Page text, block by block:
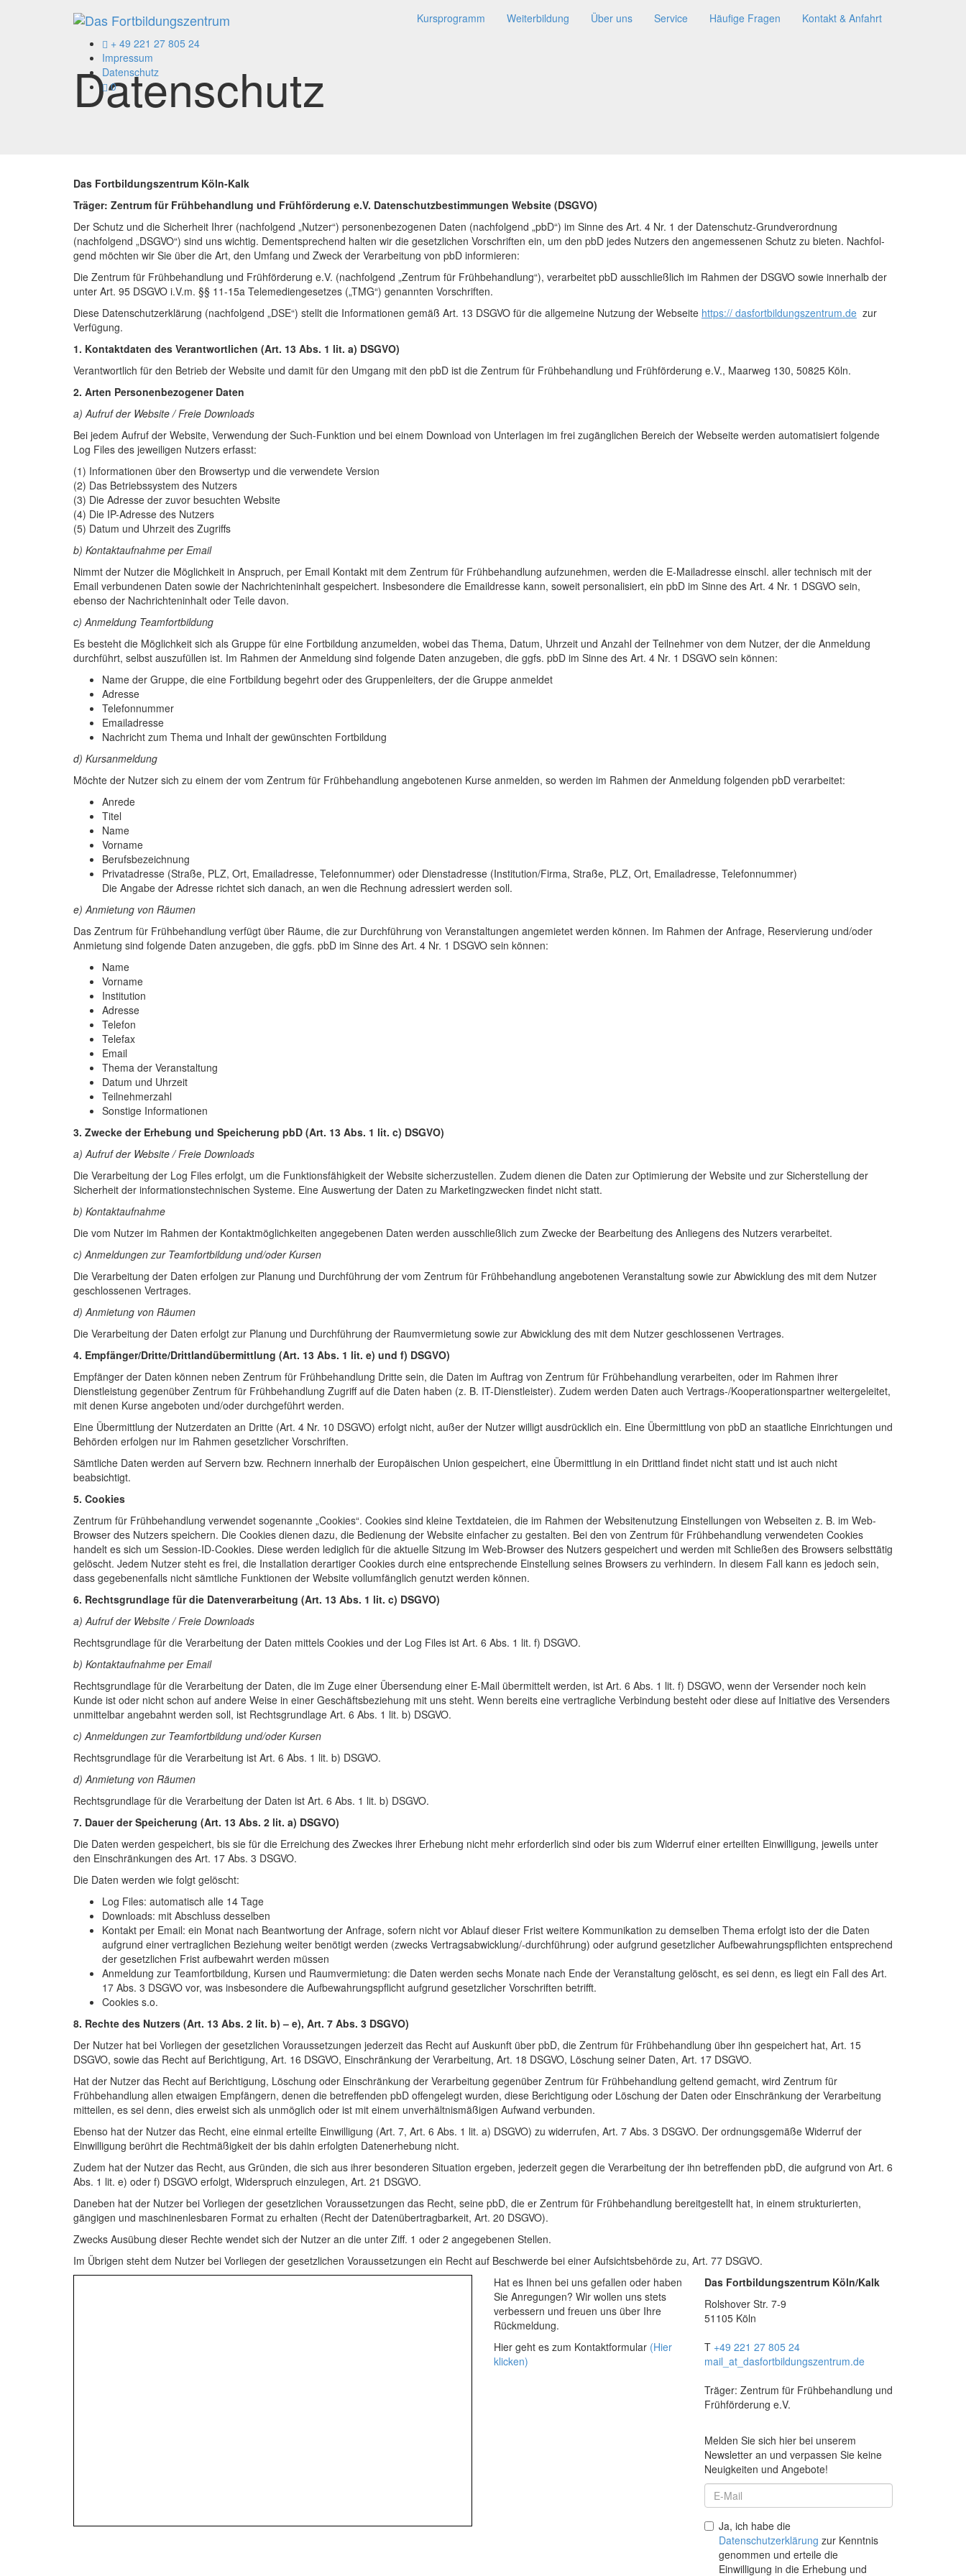
+ 49 221 27 805 24
Impressum
Datenschutz
0
Kursprogramm Weiterbildung Über uns Service Häufige Fragen Kontakt & Anfahrt
Datenschutz
Das Fortbildungszentrum Köln-Kalk
Träger: Zentrum für Frühbehandlung und Frühförderung e.V. Datenschutzbestimmungen Website (DSGVO)
Der Schutz und die Sicherheit Ihrer (nachfolgend „Nutzer“) personenbezogenen Daten (nachfolgend „pbD“) im Sinne des Art. 4 Nr. 1 der Datenschutz-Grundverordnung
(nachfolgend „DSGVO“) sind uns wichtig. Dementsprechend halten wir die gesetzlichen Vorschriften ein, um den pbD jedes Nutzers den angemessenen Schutz zu bieten. Nachfol­
gend möchten wir Sie über die Art, den Umfang und Zweck der Ver­ar­bei­tung von pbD informieren:
Die Zentrum für Frühbehandlung und Frühförderung e.V. (nachfolgend „Zentrum für Frühbehandlung“), verarbeitet pbD ausschließlich im Rahmen der DSGVO sowie innerhalb der
unter Art. 95 DSGVO i.V.m. §§ 11-15a Telemediengesetzes („TMG“) genannten Vorschriften.
Diese Datenschutzerklärung (nachfolgend „DSE“) stellt die Informationen gemäß Art. 13 DSGVO für die allgemeine Nutzung der Webseite https:// dasfortbildungszentrum.de zur
Verfügung.
1. Kontaktdaten des Verantwortlichen (Art. 13 Abs. 1 lit. a) DSGVO)
Verantwortlich für den Betrieb der Website und damit für den Umgang mit den pbD ist die Zentrum für Frühbehandlung und Frühförderung e.V., Maarweg 130, 50825 Köln.
2. Arten Personenbezogener Daten
a) Aufruf der Website / Freie Downloads
Bei jedem Aufruf der Website, Verwendung der Such-Funktion und bei einem Download von Unterlagen im frei zugänglichen Bereich der Webseite werden automatisiert folgende
Log Files des jeweiligen Nutzers erfasst:
(1) Informationen über den Browsertyp und die verwendete Version
(2) Das Betriebssystem des Nutzers
(3) Die Adresse der zuvor besuchten Website
(4) Die IP-Adresse des Nutzers
(5) Datum und Uhrzeit des Zugriffs
b) Kontaktaufnahme per Email
Nimmt der Nutzer die Möglichkeit in Anspruch, per Email Kontakt mit dem Zentrum für Frühbehandlung aufzunehmen, werden die E-Mailadresse einschl. aller technisch mit der
Email verbundenen Daten sowie der Nachrichteninhalt gespeichert. Insbesondere die Emaildresse kann, soweit personalisiert, ein pbD im Sinne des Art. 4 Nr. 1 DSGVO sein,
ebenso der Nachrichteninhalt oder Teile davon.
c) Anmeldung Teamfortbildung
Es besteht die Möglichkeit sich als Gruppe für eine Fortbildung anzumelden, wobei das Thema, Datum, Uhrzeit und Anzahl der Teilnehmer von dem Nutzer, der die Anmeldung
durchführt, selbst auszufüllen ist. Im Rahmen der Anmeldung sind folgende Daten anzugeben, die ggfs. pbD im Sinne des Art. 4 Nr. 1 DSGVO sein können:
Name der Gruppe, die eine Fortbildung begehrt oder des Gruppenleiters, der die Gruppe anmeldet
Adresse
Telefonnummer
Emailadresse
Nachricht zum Thema und Inhalt der gewünschten Fortbildung
d) Kursanmeldung
Möchte der Nutzer sich zu einem der vom Zentrum für Frühbehandlung angebotenen Kurse anmelden, so werden im Rahmen der Anmeldung folgenden pbD verarbeitet:
Anrede
Titel
Name
Vorname
Berufsbezeichnung
Privatadresse (Straße, PLZ, Ort, Emailadresse, Telefonnummer) oder Dienstadresse (Institution/Firma, Straße, PLZ, Ort, Emailadresse, Telefonnummer)
Die Angabe der Adresse richtet sich danach, an wen die Rechnung adressiert werden soll.
e) Anmietung von Räumen
Das Zentrum für Frühbehandlung verfügt über Räume, die zur Durchführung von Veranstaltungen angemietet werden können. Im Rahmen der Anfrage, Reservierung und/oder
Anmietung sind folgende Daten anzugeben, die ggfs. pbD im Sinne des Art. 4 Nr. 1 DSGVO sein können:
Name
Vorname
Institution
Adresse
Telefon
Telefax
Email
Thema der Veranstaltung
Datum und Uhrzeit
Teilnehmerzahl
Sonstige Informationen
3. Zwecke der Erhebung und Speicherung pbD (Art. 13 Abs. 1 lit. c) DSGVO)
a) Aufruf der Website / Freie Downloads
Die Verarbeitung der Log Files erfolgt, um die Funktionsfähigkeit der Website sicherzustellen. Zudem dienen die Daten zur Optimierung der Website und zur Sicherstellung der
Sicherheit der informationstechnischen Systeme. Eine Auswertung der Daten zu Marketingzwecken findet nicht statt.
b) Kontaktaufnahme
Die vom Nutzer im Rahmen der Kontaktmöglichkeiten angegebenen Daten werden ausschließlich zum Zwecke der Bearbeitung des Anliegens des Nutzers verarbeitet.
c) Anmeldungen zur Teamfortbildung und/oder Kursen
Die Verarbeitung der Daten erfolgen zur Planung und Durchführung der vom Zentrum für Frühbehandlung angebotenen Veranstaltung sowie zur Abwicklung des mit dem Nutzer
geschlossenen Vertrages.
d) Anmietung von Räumen
Die Verarbeitung der Daten erfolgt zur Planung und Durchführung der Raumvermietung sowie zur Abwicklung des mit dem Nutzer geschlossenen Vertrages.
4. Empfänger/Dritte/Drittlandübermittlung (Art. 13 Abs. 1 lit. e) und f) DSGVO)
Empfänger der Daten können neben Zentrum für Frühbehandlung Dritte sein, die Daten im Auftrag von Zentrum für Frühbehandlung verarbeiten, oder im Rahmen ihrer
Dienstleistung gegenüber Zentrum für Frühbehandlung Zugriff auf die Daten haben (z. B. IT-Dienstleister). Zudem werden Daten auch Vertrags-/Kooperationspartner weitergeleitet,
mit denen Kurse angeboten und/oder durchgeführt werden.
Eine Übermittlung der Nutzerdaten an Dritte (Art. 4 Nr. 10 DSGVO) erfolgt nicht, außer der Nutzer willigt ausdrücklich ein. Eine Übermittlung von pbD an staatliche Einrichtungen und
Behörden erfolgen nur im Rahmen gesetzlicher Vorschriften.
Sämtliche Daten werden auf Servern bzw. Rechnern innerhalb der Europäischen Union gespeichert, eine Übermittlung in ein Drittland findet nicht statt und ist auch nicht
beabsichtigt.
5. Cookies
Zentrum für Frühbehandlung verwendet sogenannte „Cookies“. Cookies sind kleine Textdateien, die im Rahmen der Websitenutzung Einstellungen von Webseiten z. B. im Web-
Browser des Nutzers speichern. Die Cookies dienen dazu, die Bedienung der Website einfacher zu gestalten. Bei den von Zentrum für Frühbehandlung ver­wen­deten Cookies
handelt es sich um Session-ID-Cookies. Diese werden lediglich für die aktuelle Sitzung im Web-Browser des Nutzers gespeichert und werden mit Schließen des Browsers selbsttätig
gelöscht. Jedem Nutzer steht es frei, die Installation derartiger Cookies durch eine entsprechende Einstellung seines Browsers zu verhindern. In diesem Fall kann es jedoch sein,
dass gegebenenfalls nicht sämtliche Funktionen der Website vollumfänglich genutzt werden können.
6. Rechtsgrundlage für die Datenverarbeitung (Art. 13 Abs. 1 lit. c) DSGVO)
a) Aufruf der Website / Freie Downloads
Rechtsgrundlage für die Verarbeitung der Daten mittels Cookies und der Log Files ist Art. 6 Abs. 1 lit. f) DSGVO.
b) Kontaktaufnahme per Email
Rechtsgrundlage für die Verarbeitung der Daten, die im Zuge einer Übersendung einer E-Mail übermittelt werden, ist Art. 6 Abs. 1 lit. f) DSGVO, wenn der Versender noch kein
Kunde ist oder nicht schon auf andere Weise in einer Geschäftsbeziehung mit uns steht. Wenn bereits eine vertragliche Verbindung besteht oder diese auf Initiative des Versenders
unmittelbar angebahnt werden soll, ist Rechtsgrundlage Art. 6 Abs. 1 lit. b) DSGVO.
c) Anmeldungen zur Teamfortbildung und/oder Kursen
Rechtsgrundlage für die Verarbeitung ist Art. 6 Abs. 1 lit. b) DSGVO.
d) Anmietung von Räumen
Rechtsgrundlage für die Verarbeitung der Daten ist Art. 6 Abs. 1 lit. b) DSGVO.
7. Dauer der Speicherung (Art. 13 Abs. 2 lit. a) DSGVO)
Die Daten werden gespeichert, bis sie für die Erreichung des Zweckes ihrer Erhebung nicht mehr er­for­derlich sind oder bis zum Widerruf einer erteilten Einwilligung, jeweils unter
den Einschränkungen des Art. 17 Abs. 3 DSGVO.
Die Daten werden wie folgt gelöscht:
Log Files: automatisch alle 14 Tage
Downloads: mit Abschluss desselben
Kontakt per Email: ein Monat nach Beantwortung der Anfrage, sofern nicht vor Ablauf dieser Frist weitere Kommunikation zu demselben Thema erfolgt isto der die Daten
aufgrund einer vertraglichen Beziehung weiter benötigt werden (zwecks Vertragsabwicklung/-durchführung) oder aufgrund gesetzlicher Aufbewahrungspflichten entsprechend
der gesetzlichen Frist aufbewahrt werden müssen
Anmeldung zur Teamfortbildung, Kursen und Raumvermietung: die Daten werden sechs Monate nach Ende der Veranstaltung gelöscht, es sei denn, es liegt ein Fall des Art.
17 Abs. 3 DSGVO vor, was insbesondere die Aufbewahrungspflicht aufgrund gesetzlicher Vorschriften betrifft.
Cookies s.o.
8. Rechte des Nutzers (Art. 13 Abs. 2 lit. b) – e), Art. 7 Abs. 3 DSGVO)
Der Nutzer hat bei Vorliegen der gesetzlichen Voraussetzungen jederzeit das Recht auf Auskunft über pbD, die Zentrum für Frühbehandlung über ihn gespeichert hat, Art. 15
DSGVO, sowie das Recht auf Berichtigung, Art. 16 DSGVO, Einschränkung der Verarbeitung, Art. 18 DSGVO, Löschung seiner Daten, Art. 17 DSGVO.
Hat der Nutzer das Recht auf Berichtigung, Löschung oder Einschränkung der Verarbeitung gegenüber Zentrum für Frühbehandlung geltend gemacht, wird Zentrum für
Frühbehandlung allen etwaigen Empfängern, denen die betreffenden pbD offengelegt wurden, diese Berichtigung oder Löschung der Daten oder Einschränkung der Verarbeitung
mitteilen, es sei denn, dies erweist sich als unmöglich oder ist mit einem unverhältnismäßigen Aufwand verbunden.
Ebenso hat der Nutzer das Recht, eine einmal erteilte Einwilligung (Art. 7, Art. 6 Abs. 1 lit. a) DSGVO) zu widerrufen, Art. 7 Abs. 3 DSGVO. Der ordnungsgemäße Widerruf der
Einwilligung berührt die Rechtmäßigkeit der bis dahin erfolgten Datenerhebung nicht.
Zudem hat der Nutzer das Recht, aus Gründen, die sich aus ihrer besonderen Situation ergeben, jederzeit gegen die Verarbeitung der ihn betreffenden pbD, die aufgrund von Art. 6
Abs. 1 lit. e) oder f) DSGVO erfolgt, Widerspruch einzulegen, Art. 21 DSGVO.
Daneben hat der Nutzer bei Vorliegen der gesetzlichen Voraussetzungen das Recht, seine pbD, die er Zentrum für Frühbehandlung bereitgestellt hat, in einem strukturierten,
gängigen und maschinenlesbaren Format zu erhalten (Recht der Datenübertragbarkeit, Art. 20 DSGVO).
Zwecks Ausübung dieser Rechte wendet sich der Nutzer an die unter Ziff. 1 oder 2 angegebenen Stellen.
Im Übrigen steht dem Nutzer bei Vorliegen der gesetzlichen Voraussetzungen ein Recht auf Beschwerde bei einer Aufsichtsbehörde zu, Art. 77 DSGVO.
Hat es Ihnen bei uns gefallen oder haben
Sie Anregungen? Wir wollen uns stets
verbessern und freuen uns über Ihre
Rückmeldung.
Hier geht es zum Kontaktformular (Hier
klicken)
Das Fortbildungszentrum Köln/Kalk
Rolshover Str. 7-9
51105 Köln
T +49 221 27 805 24
mail _at_ dasfortbildungszentrum.de
Träger: Zentrum für Frühbehandlung und
Frühförderung e.V.
Melden Sie sich hier bei unserem
Newsletter an und verpassen Sie keine
Neuigkeiten und Angebote!
Ja, ich habe die
Datenschutzerklärung zur Kenntnis
genommen und erteile die
Einwilligung in die Erhebung und